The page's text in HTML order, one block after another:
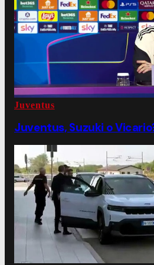
Juventus
Juventus, Suzuki o